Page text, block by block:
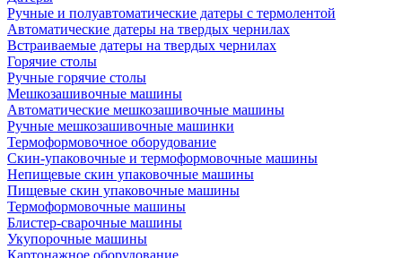
Ручные и полуавтоматические датеры с термолентой
Автоматические датеры на твердых чернилах
Встраиваемые датеры на твердых чернилах
Горячие столы
Ручные горячие столы
Мешкозашивочные машины
Автоматические мешкозашивочные машины
Ручные мешкозашивочные машинки
Термоформовочное оборудование
Скин-упаковочные и термоформовочные машины
Непищевые скин упаковочные машины
Пищевые скин упаковочные машины
Термоформовочные машины
Блистер-сварочные машины
Укупорочные машины
Картонажное оборудование